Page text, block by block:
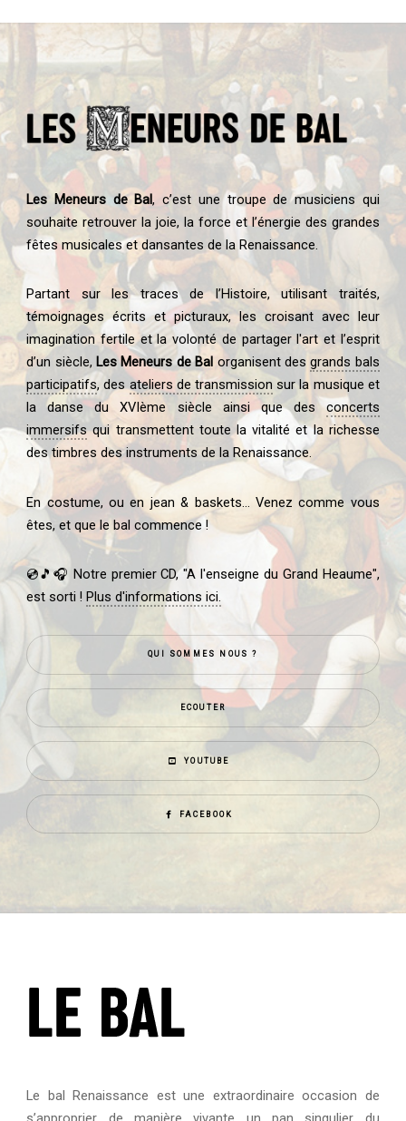
Les Meneurs de Bal, c’est une troupe de musiciens qui
souhaite retrouver la joie, la force et l’énergie des grandes
fêtes musicales et dansantes de la Renaissance.
Partant sur les traces de l’Histoire, utilisant traités,
témoignages écrits et picturaux, les croisant avec leur
imagination fertile et la volonté de partager l'art et l’esprit
d’un siècle, Les Meneurs de Bal organisent desgrands bals
participatifs, des ateliers de transmission sur la musique et
la danse du XVIème siècle ainsi que desconcerts
immersifsqui transmettent toute la vitalité et la richesse
des timbres des instruments de la Renaissance.
En costume, ou en jean & baskets... Venez comme vous
êtes, et que le bal commence !
💿🎵🎧 Notre premier CD, "A l'enseigne du Grand Heaume",
est sorti !Plus d'informations ici.
QUI SOMMES NOUS ?
ECOUTER
YOUTUBE
FACEBOOK
Le bal Renaissance est une extraordinaire occasion de